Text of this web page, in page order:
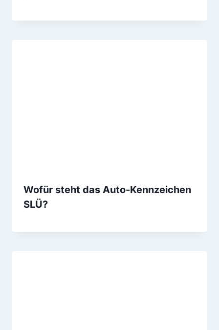
Wofür steht das Auto-Kennzeichen
SLÜ?